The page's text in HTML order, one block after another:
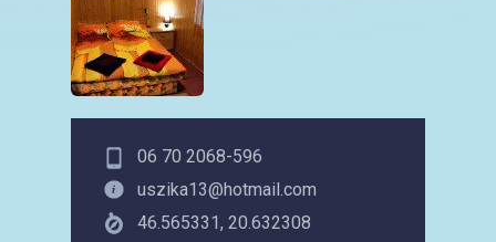
06 70 2068-596
uszika13@hotmail.com
46.565331, 20.632308